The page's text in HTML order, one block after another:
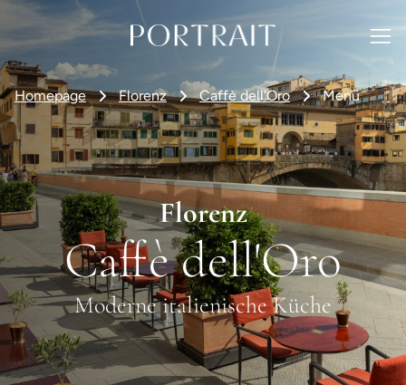
Homepage Florenz Caffè dell'Oro Menü
Florenz
Caffè dell'Oro
Moderne italienische Küche